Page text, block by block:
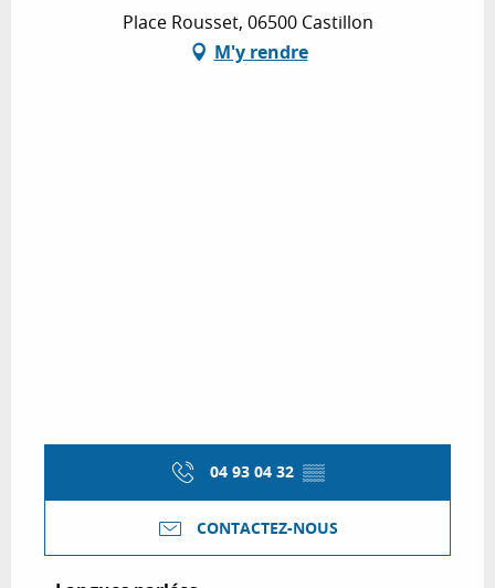
Place Rousset, 06500 Castillon
M'y rendre
04 93 04 32 ▒▒
CONTACTEZ-NOUS